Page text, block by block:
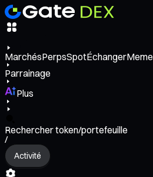
MarchésPerpsSpotÉchangerMeme
Parrainage
Plus
Rechercher token/portefeuille
/
Activité